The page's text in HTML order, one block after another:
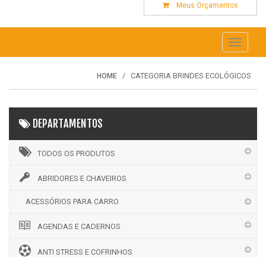
Meus Orçamentos
Toggle
HOME CATEGORIA BRINDES ECOLÓGICOS
DEPARTAMENTOS
TODOS OS PRODUTOS
ABRIDORES E CHAVEIROS
ACESSÓRIOS PARA CARRO
AGENDAS E CADERNOS
ANTI STRESS E COFRINHOS